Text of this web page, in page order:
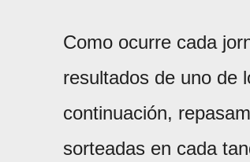
Como ocurre cada
resultados de uno de
continuación,
sorteadas en cada